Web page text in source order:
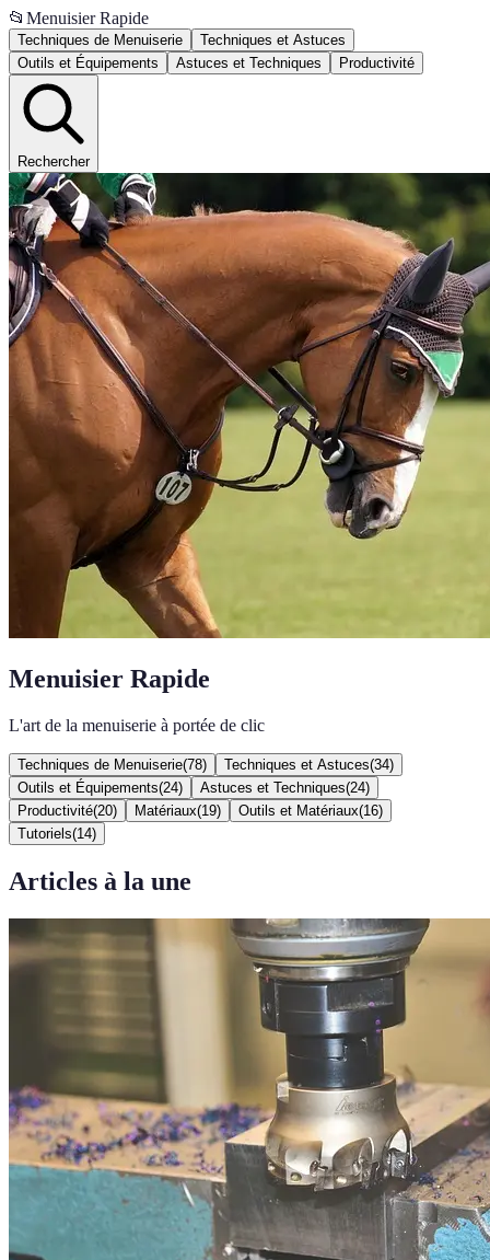
📂 Menuisier Rapide
Techniques de Menuiserie
Techniques et Astuces
Outils et Équipements
Astuces et Techniques Productivité
Rechercher
Menuisier Rapide
L'art de la menuiserie à portée de clic
Techniques de Menuiserie(78) Techniques et Astuces(34)
Outils et Équipements(24) Astuces et Techniques(24)
Productivité(20) Matériaux(19) Outils et Matériaux(16)
Tutoriels(14)
Articles à la une